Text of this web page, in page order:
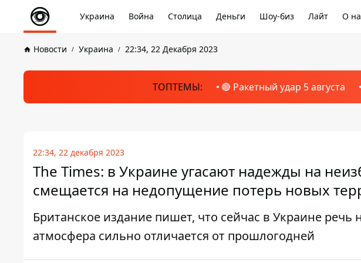
Украина Война Столица Деньги Шоу-биз Лайт О
Новости Украина 22:34, 22 Декабря 2023
ТОПТЕМЫ: 🔴 Ракетный удар 5 августа
22:34, 22 декабря 2023
The Times: в Украине угасают надежды на
смещается на недопущение потерь новых
Британское издание пишет, что сейчас в Украине речь
атмосфера сильно отличается от прошлогодней